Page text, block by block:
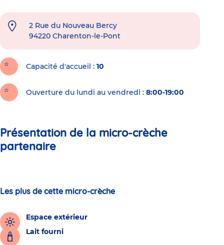
2 Rue du Nouveau Bercy
94220 Charenton-le-Pont
Capacité d'accueil 10
Ouverture du lundi au vendredi : 8:00-19:00
Présentation de la micro-crèche
partenaire
Les plus de cette micro-crèche
Espace extérieur
Lait fourni